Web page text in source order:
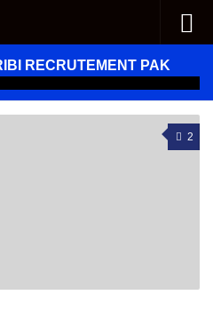
RECRUTEMENT PAK
2